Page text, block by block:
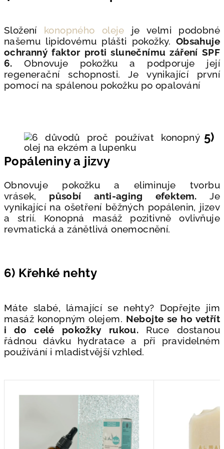
Složení konopného oleje je velmi podobné
našemu lipidovému plášti pokožky. Obsahuje
ochranný faktor proti slunečnímu záření SPF
6. Obnovuje pokožku a podporuje její
regenerační schopnosti. Je vynikající první
pomocí na spálenou pokožku po opalování
5)
Popáleniny a jizvy
Obnovuje pokožku a eliminuje tvorbu
vrásek, působí anti-aging efektem. Je
vynikající na ošetření běžných popálenin, jizev
a strií. Konopná masáž pozitivně ovlivňuje
revmatická a zánětlivá onemocnění.
6) Křehké nehty
Máte slabé, lámající se nehty? Dopřejte jim
masáž konopným olejem. Nebojte se ho vetřít
i do celé pokožky rukou. Ruce dostanou
řádnou dávku hydratace a při pravidelném
používání i mladistvější vzhled.